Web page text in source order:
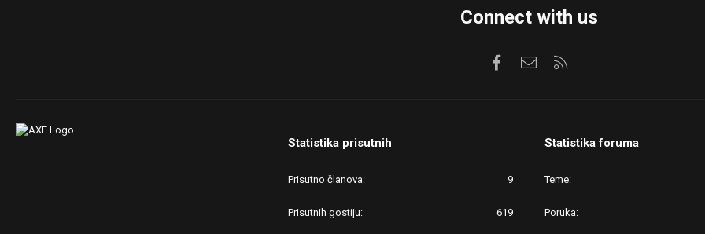
Connect with us
FacebookKontaktirajte nas
Statistika prisutnih
Prisutno članova 9
Prisutnih gostiju 619
Statistika foruma
Teme
Poruka